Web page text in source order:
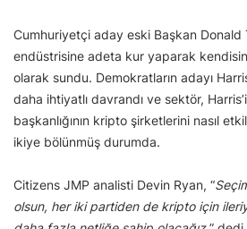
Cumhuriyetçi aday eski Başkan Donald
endüstrisine adeta kur yaparak
olarak sundu. Demokratların adayı
daha ihtiyatlı davrandı ve sektör,
başkanlığının kripto şirketlerini nasıl
ikiye bölünmüş durumda.
Citizens JMP analisti Devin Ryan, “
olsun, her iki partiden de kripto için